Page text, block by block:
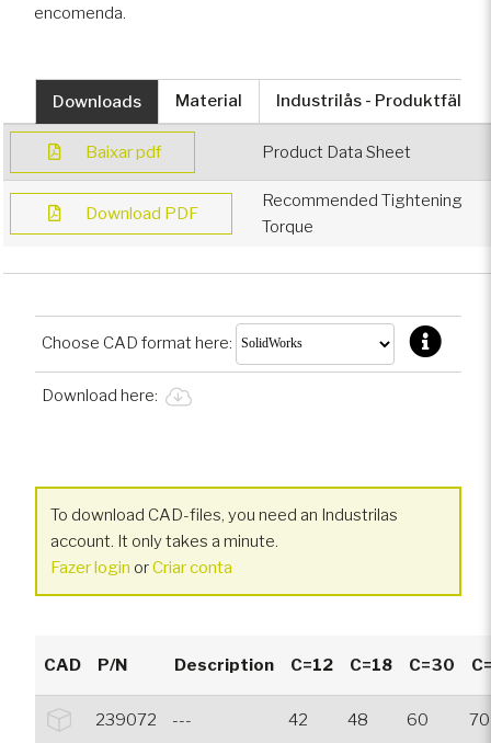
encomenda.
Downloads Material Industrilås - Produktfält
Baixar pdf Product Data Sheet
Download PDF
Recommended Tightening
Torque
Choose CAD format here:
Download here:
To download CAD-files, you need an Industrilas
account. It only takes a minute.
Fazer login orCriar conta
CAD P/N Description C=12 C=18 C=30
239072 --- 42 48 60 70